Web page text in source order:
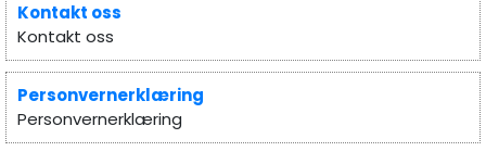
Kontakt oss
Kontakt oss
Personvernerklæring
Personvernerklæring